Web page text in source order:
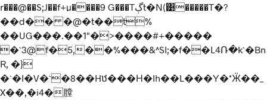
r���@��S;J��f+µ����9 G���Tڳt�N(͹�����T�?
��d�� �@�t��t%
��UG���.��1"�>����#+�����
�`3@f�5,��%���&^SI;�f��L4Ռ�k`�Bn
R, �}
�`�I�V�`�8��Hឋ���Н�Ih��L���Y�*Ӝ��_
X��,�i4�膛